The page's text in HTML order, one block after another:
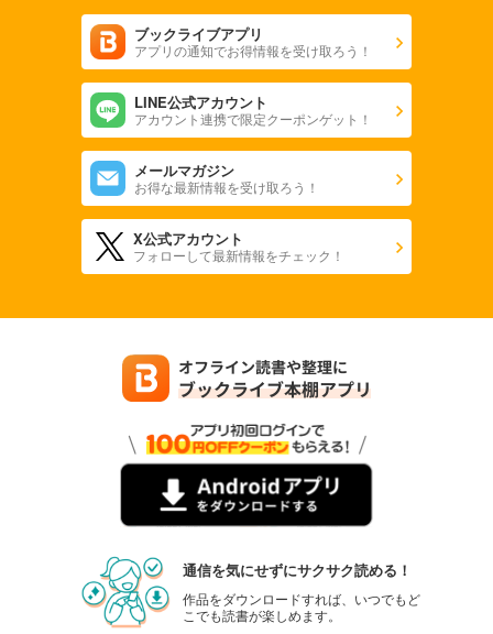
ブックライブアプリ
アプリの通知でお得情報を受け取ろう！
LINE公式アカウント
アカウント連携で限定クーポンゲット！
メールマガジン
お得な最新情報を受け取ろう！
X公式アカウント
フォローして最新情報をチェック！
通信を気にせずにサクサク読める！
作品をダウンロードすれば、いつでもど
こでも読書が楽しめます。